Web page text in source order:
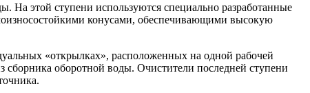
На этой ступени используются специально разработанные
конусами, обеспечивающими высокую
«открылках», расположенных на одной рабочей
сборника оборотной воды. Очистители последней ступени